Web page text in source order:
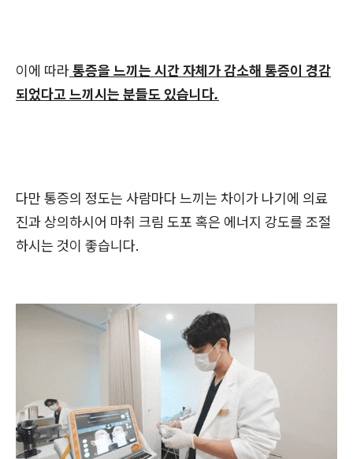
이에 따라통증을 느끼는 시간 자체가 감소해 통증이 경감
되었다고 느끼시는 분들도 있습니다.
다만 통증의 정도는 사람마다 느끼는 차이가 나기에 의료
진과 상의하시어 마취 크림 도포 혹은 에너지 강도를 조절
하시는 것이 좋습니다.